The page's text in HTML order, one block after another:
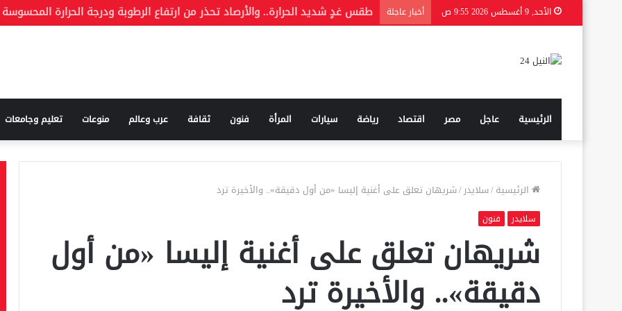
الأحد, 9 أغسطس 2026 9:55 ص أخبار عاجلة من هي الحقيقة وما هو الكذب
الرئيسية عاجل مصر اقتصاد رياضة سيارات المرأة فنون ثقافة عرب وعالم منوعات تعليم وجامعات
الرئيسية/سلايدر/شريهان تعلق على أغنية إليسا «من أول دقيقة».. والأخيرة ترد
سلايدر فنون
شريهان تعلق على أغنية إليسا «من أول
دقيقة».. والأخيرة ترد